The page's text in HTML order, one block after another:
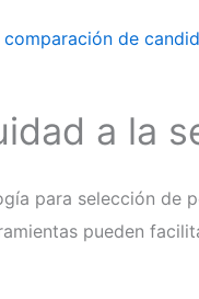
comparación de
a la
para selección de
pueden